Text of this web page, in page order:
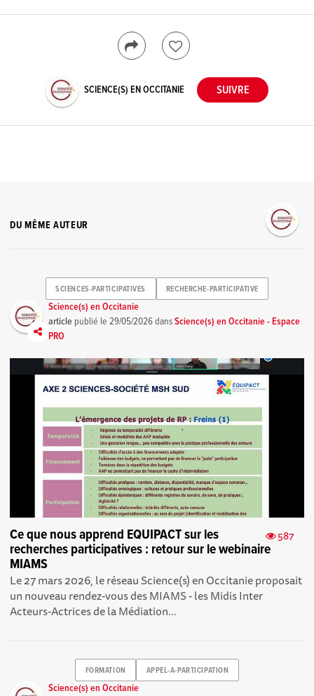
SCIENCE(S) EN OCCITANIE
DU MÊME AUTEUR
SCIENCES-PARTICIPATIVES RECHERCHE-PARTICIPATIVE
Science(s) en Occitanie
article publié le29/05/2026dansScience(s) en Occitanie - Espace
PRO
587
Ce que nous apprend EQUIPACT sur les
recherches participatives : retour sur le webinaire
MIAMS
Le 27 mars 2026, le réseau Science(s) en Occitanie proposait
un nouveau rendez-vous des MIAMS - les Midis Inter
Acteurs-Actrices de la Médiation...
FORMATION APPEL-A-PARTICIPATION
Science(s) en Occitanie